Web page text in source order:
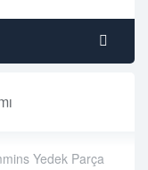
Yedek Parça